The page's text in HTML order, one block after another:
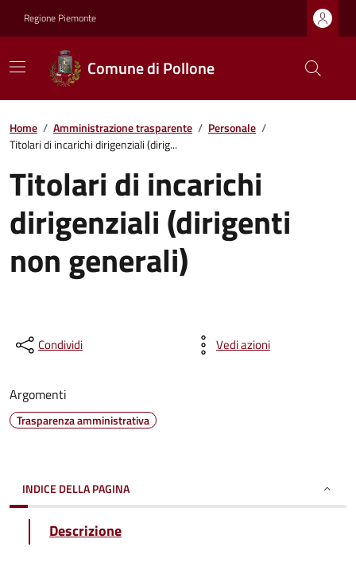
Regione Piemonte
Comune di Pollone
Home / Amministrazione trasparente / Personale /
Titolari di incarichi dirigenziali (dirig...
Titolari di incarichi
dirigenziali (dirigenti
non generali)
Condividi Vedi azioni
Argomenti
Trasparenza amministrativa
INDICE DELLA PAGINA
Descrizione